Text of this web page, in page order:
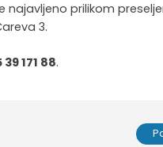
najavljeno prilikom
3.
39 171 88.